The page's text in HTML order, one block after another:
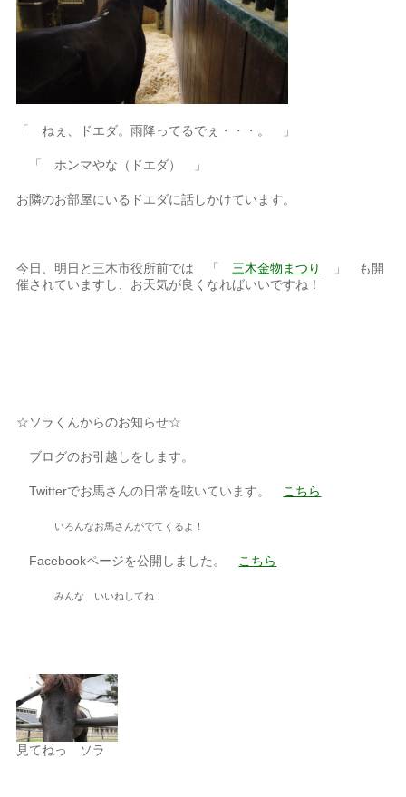
「 ねぇ、ドエダ。雨降ってるでぇ・・・。 」
「 ホンマやな（ドエダ） 」
お隣のお部屋にいるドエダに話しかけています。
今日、明日と三木市役所前では 「三木金物まつり
」 も開
催されていますし、お天気が良くなればいいですね！
☆ソラくんからのお知らせ☆
ブログのお引越しをします。
Twitterでお馬さんの日常を呟いています。 こちら
いろんなお馬さんがでてくるよ！
Facebookページを公開しました。 こちら
みんな いいねしてね！
見てねっ ソラ